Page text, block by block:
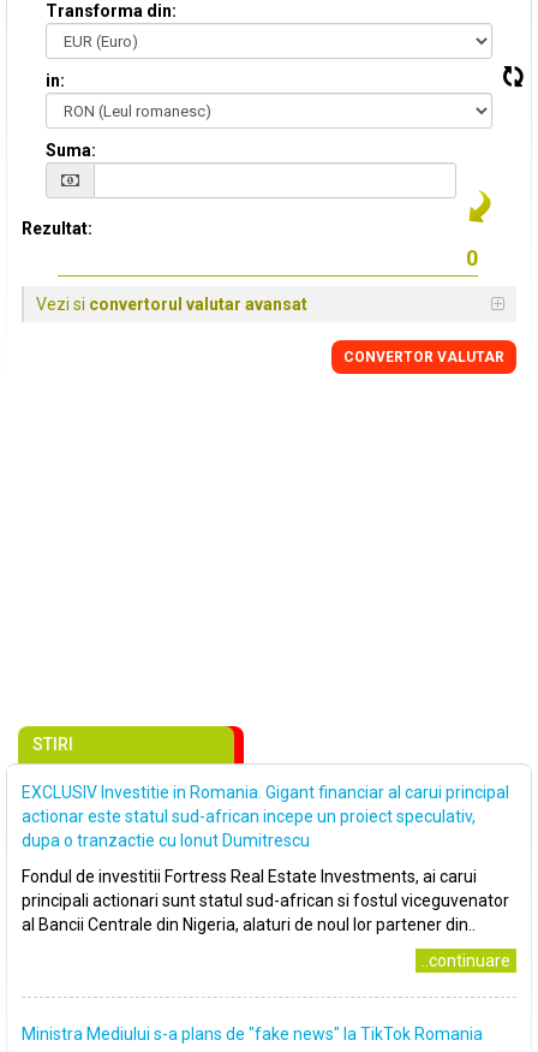
Transforma din:
in:
Suma:
Rezultat:
Vezi si convertorul valutar avansat
CONVERTOR VALUTAR
STIRI
EXCLUSIV Investitie in Romania. Gigant financiar al carui principal
actionar este statul sud-african incepe un proiect speculativ,
dupa o tranzactie cu Ionut Dumitrescu
Fondul de investitii Fortress Real Estate Investments, ai carui
principali actionari sunt statul sud-african si fostul viceguvenator
al Bancii Centrale din Nigeria, alaturi de noul lor partener din..
..continuare
Ministra Mediului s-a plans de ″fake news″ la TikTok Romania